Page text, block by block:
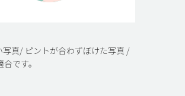
真/ ピントが合わずぼけた写真 /
です。